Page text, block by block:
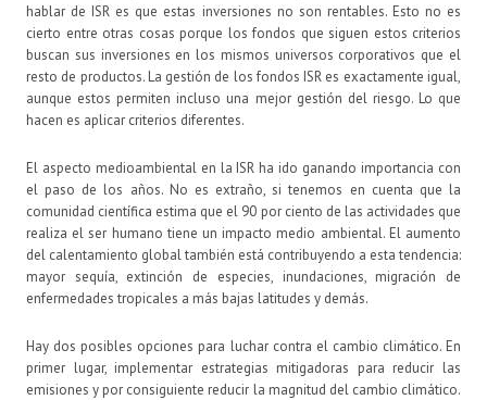
hablar de ISR es que estas inversiones no son rentables. Esto no es
cierto entre otras cosas porque los fondos que siguen estos criterios
buscan sus inversiones en los mismos universos corporativos que el
resto de productos. La gestión de los fondos ISR es exactamente igual,
aunque estos permiten incluso una mejor gestión del riesgo. Lo que
hacen es aplicar criterios diferentes.
El aspecto medioambiental en la ISR ha ido ganando importancia con
el paso de los años. No es extraño, si tenemos en cuenta que la
comunidad científica estima que el 90 por ciento de las actividades que
realiza el ser humano tiene un impacto medio ambiental. El aumento
del calentamiento global también está contribuyendo a esta tendencia:
mayor sequía, extinción de especies, inundaciones, migración de
enfermedades tropicales a más bajas latitudes y demás.
Hay dos posibles opciones para luchar contra el cambio climático. En
primer lugar, implementar estrategias mitigadoras para reducir las
emisiones y por consiguiente reducir la magnitud del cambio climático.